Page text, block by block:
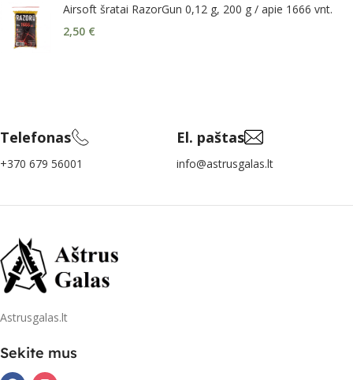
Airsoft šratai RazorGun 0,12 g, 200 g / apie 1666 vnt.
2,50 €
Telefonas
+370 679 56001
El. paštas
info@astrusgalas.lt
Astrusgalas.lt
Sekite mus